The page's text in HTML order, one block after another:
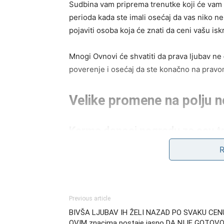
Sudbina vam priprema trenutke koji će
perioda kada ste imali osećaj da vas niko
pojaviti osoba koja će znati da ceni vašu
Mnogi Ovnovi će shvatiti da prava ljubav
poverenje i osećaj da ste konačno na
Velike promene na polju
Postoje trenuci kada ste radili više od svih
života. Posebno je naglašeno iznenadno
Previous article
BIVŠA LJUBAV IH ŽELI NAZAD PO SVAKU